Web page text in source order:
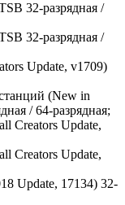
32-разрядная /
32-разрядная /
Update, v1709)
(New in
/ 64-разрядная;
Creators Update,
Creators Update,
Update, 17134) 32-